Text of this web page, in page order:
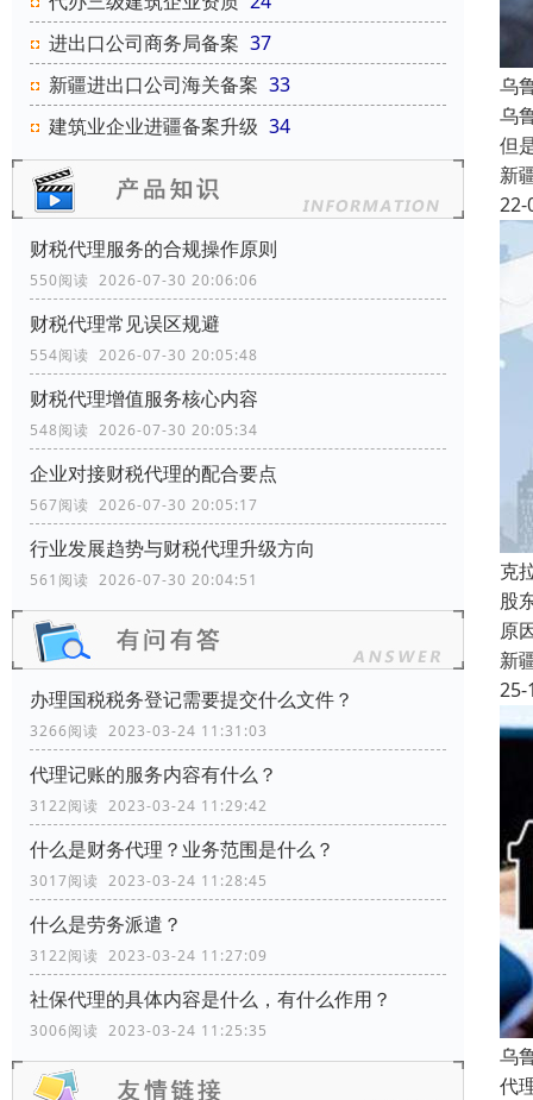
进出口公司商务局备案 37
新疆进出口公司海关备案 33
建筑业企业进疆备案升级 34
财税代理服务的合规操作原则
550阅读 2026-07-30 20:06:06
财税代理常见误区规避
554阅读 2026-07-30 20:05:48
财税代理增值服务核心内容
548阅读 2026-07-30 20:05:34
企业对接财税代理的配合要点
567阅读 2026-07-30 20:05:17
行业发展趋势与财税代理升级方向
561阅读 2026-07-30 20:04:51
办理国税税务登记需要提交什么文件？
3266阅读 2023-03-24 11:31:03
代理记账的服务内容有什么？
3122阅读 2023-03-24 11:29:42
什么是财务代理？业务范围是什么？
3017阅读 2023-03-24 11:28:45
什么是劳务派遣？
3122阅读 2023-03-24 11:27:09
社保代理的具体内容是什么，有什么作用？
3006阅读 2023-03-24 11:25:35
乌
乌
但
新
22-
克
股
原
新
25-
乌
代